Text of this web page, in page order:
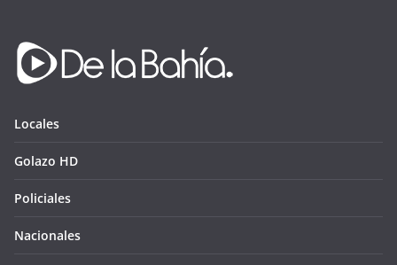
Locales
Golazo HD
Policiales
Nacionales